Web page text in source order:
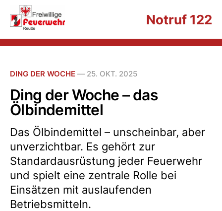
Notruf 122
DING DER WOCHE — 25. OKT. 2025
Ding der Woche – das
Ölbindemittel
Das Ölbindemittel – unscheinbar, aber
unverzichtbar. Es gehört zur
Standardausrüstung jeder Feuerwehr
und spielt eine zentrale Rolle bei
Einsätzen mit auslaufenden
Betriebsmitteln.